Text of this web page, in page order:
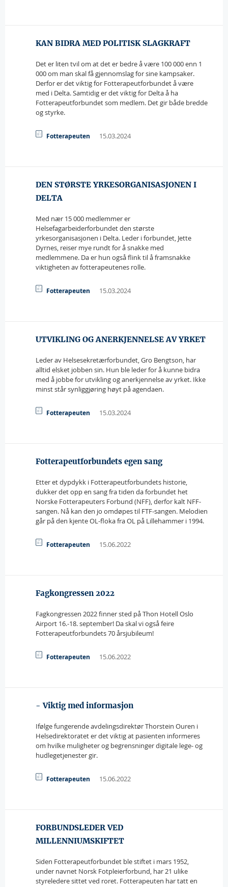
KAN BIDRA MED POLITISK SLAGKRAFT
Det er liten tvil om at det er bedre å være 100 000 enn 1
000 om man skal få gjennomslag for sine kampsaker.
Derfor er det viktig for Fotterapeutforbundet å være
med i Delta. Samtidig er det viktig for Delta å ha
Fotterapeutforbundet som medlem. Det gir både bredde
og styrke.
Fotterapeuten 15.03.2024
DEN STØRSTE YRKESORGANISASJONEN I
DELTA
Med nær 15 000 medlemmer er
Helsefagarbeiderforbundet den største
yrkesorganisasjonen i Delta. Leder i forbundet, Jette
Dyrnes, reiser mye rundt for å snakke med
medlemmene. Da er hun også flink til å framsnakke
viktigheten av fotterapeutenes rolle.
Fotterapeuten 15.03.2024
UTVIKLING OG ANERKJENNELSE AV YRKET
Leder av Helsesekretærforbundet, Gro Bengtson, har
alltid elsket jobben sin. Hun ble leder for å kunne bidra
med å jobbe for utvikling og anerkjennelse av yrket. Ikke
minst står synliggjøring høyt på agendaen.
Fotterapeuten 15.03.2024
Fotterapeutforbundets egen sang
Etter et dypdykk i Fotterapeutforbundets historie,
dukker det opp en sang fra tiden da forbundet het
Norske Fotterapeuters Forbund (NFF), derfor kalt NFF-
sangen. Nå kan den jo omdøpes til FTF-sangen. Melodien
går på den kjente OL-floka fra OL på Lillehammer i 1994.
Fotterapeuten 15.06.2022
Fagkongressen 2022
Fagkongressen 2022 finner sted på Thon Hotell Oslo
Airport 16.-18. september! Da skal vi også feire
Fotterapeutforbundets 70 årsjubileum!
Fotterapeuten 15.06.2022
- Viktig med informasjon
Ifølge fungerende avdelingsdirektør Thorstein Ouren i
Helsedirektoratet er det viktig at pasienten informeres
om hvilke muligheter og begrensninger digitale lege- og
hudlegetjenester gir.
Fotterapeuten 15.06.2022
FORBUNDSLEDER VED
MILLENNIUMSKIFTET
Siden Fotterapeutforbundet ble stiftet i mars 1952,
under navnet Norsk Fotpleierforbund, har 21 ulike
styreledere sittet ved roret. Fotterapeuten har tatt en